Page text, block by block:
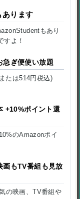
ります
もあり
すよ！
ぎ便使い放題
たは514円税込)
ポイント還
のAmazonポイ
もTV番組も見放
の映画、TV番組や